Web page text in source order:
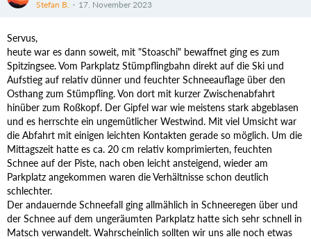
Stefan B. 17. November 2023
Servus,
heute war es dann soweit, mit "Stoaschi" bewaffnet ging es zum
Spitzingsee. Vom Parkplatz Stümpflingbahn direkt auf die Ski und
Aufstieg auf relativ dünner und feuchter Schneeauflage über den
Osthang zum Stümpfling. Von dort mit kurzer Zwischenabfahrt
hinüber zum Roßkopf. Der Gipfel war wie meistens stark abgeblasen
und es herrschte ein ungemütlicher Westwind. Mit viel Umsicht war
die Abfahrt mit einigen leichten Kontakten gerade so möglich. Um die
Mittagszeit hatte es ca. 20 cm relativ komprimierten, feuchten
Schnee auf der Piste, nach oben leicht ansteigend, wieder am
Parkplatz angekommen waren die Verhältnisse schon deutlich
schlechter.
Der andauernde Schneefall ging allmählich in Schneeregen über und
der Schnee auf dem ungeräumten Parkplatz hatte sich sehr schnell in
Matsch verwandelt. Wahrscheinlich sollten wir uns alle noch etwas